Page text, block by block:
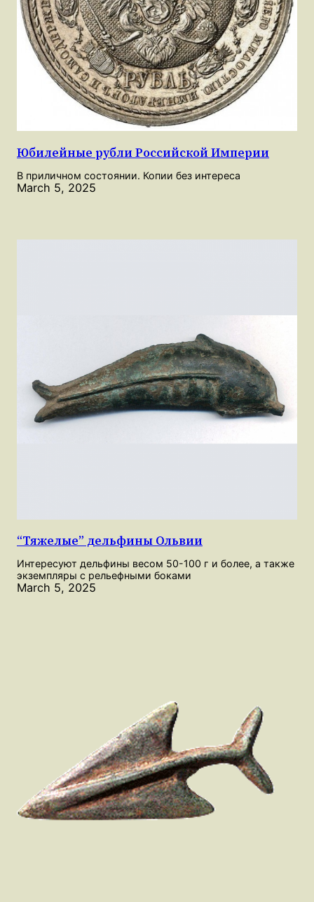
Юбилейные рубли Российской Империи
В приличном состоянии. Копии без интереса
March 5, 2025
“Тяжелые” дельфины Ольвии
Интересуют дельфины весом 50-100 г и более, а также
экземпляры с рельефными боками
March 5, 2025